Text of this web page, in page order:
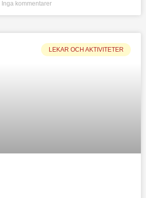
Inga kommentarer
LEKAR OCH AKTIVITETER